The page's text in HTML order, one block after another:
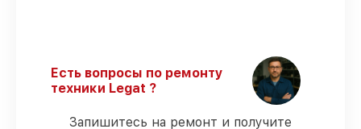
Работаем строго в установленных
заранее временных рамках– ремонт
тепловизоров Legat в оговоренные
Поддержка после ремонта– на все
Есть вопросы по ремонту
техники Legat ?
Запишитесь на ремонт и получите